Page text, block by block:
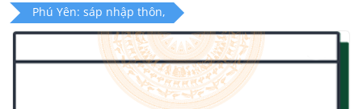
Phú Yên: sáp nhập thôn,